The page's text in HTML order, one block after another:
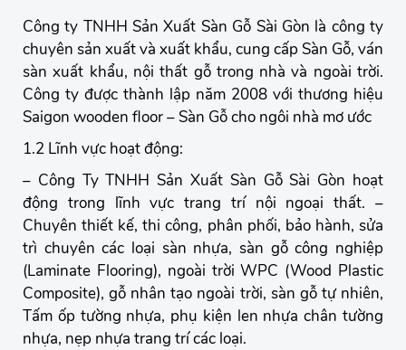
Công ty TNHH Sản Xuất Sàn Gỗ Sài Gòn là công ty
chuyên sản xuất và xuất khẩu, cung cấp Sàn Gỗ, ván
sàn xuất khẩu, nội thất gỗ trong nhà và ngoài trời.
Công ty được thành lập năm 2008 với thương hiệu
Saigon wooden floor – Sàn Gỗ cho ngôi nhà mơ ước
1.2 Lĩnh vực hoạt động:
– Công Ty TNHH Sản Xuất Sàn Gỗ Sài Gòn hoạt
động trong lĩnh vực trang trí nội ngoại thất. –
Chuyên thiết kế, thi công, phân phối, bảo hành, sửa
trì chuyên các loại sàn nhựa, sàn gỗ công nghiệp
(Laminate Flooring), ngoài trời WPC (Wood Plastic
Composite), gỗ nhân tạo ngoài trời, sàn gỗ tự nhiên,
Tấm ốp tường nhựa, phụ kiện len nhựa chân tường
nhựa, nẹp nhựa trang trí các loại.